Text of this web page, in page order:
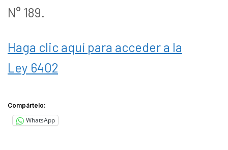
N° 189.
Haga clic aquí para acceder a la
Ley 6402
Compártelo:
WhatsApp